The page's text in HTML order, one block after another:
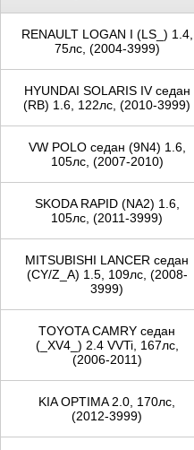
RENAULT LOGAN I (LS_) 1.4,
75лс, (2004-3999)
HYUNDAI SOLARIS IV седан
(RB) 1.6, 122лс, (2010-3999)
VW POLO седан (9N4) 1.6,
105лс, (2007-2010)
SKODA RAPID (NA2) 1.6,
105лс, (2011-3999)
MITSUBISHI LANCER седан
(CY/Z_A) 1.5, 109лс, (2008-
3999)
TOYOTA CAMRY седан
(_XV4_) 2.4 VVTi, 167лс,
(2006-2011)
KIA OPTIMA 2.0, 170лс,
(2012-3999)